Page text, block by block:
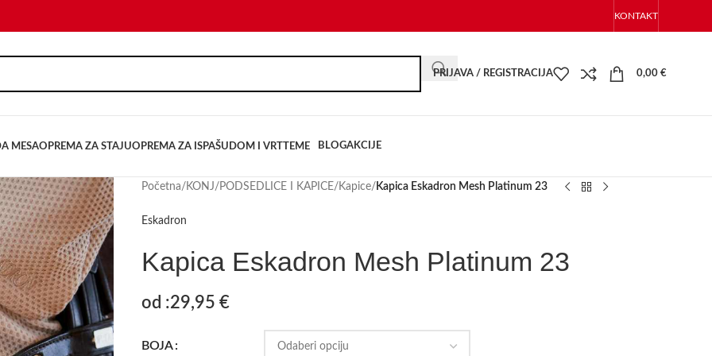
KONTAKT
PRIJAVA / REGISTRACIJA 0,00 €
MESAOPREMA ZA STAJUOPREMA ZA ISPAŠU DOM I VRTTEME BLOGAKCIJE
Početna/ KONJ/ PODSEDLICE I KAPICE/ Kapice/ Kapica Eskadron Mesh Platinum 23
Eskadron
Kapica Eskadron Mesh Platinum 23
od :29,95 €
BOJA